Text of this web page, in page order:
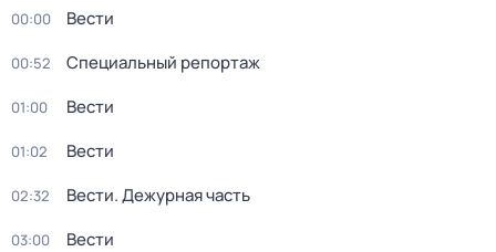
00:00 Вести
00:52 Специальный репортаж
01:00 Вести
01:02 Вести
02:32 Вести. Дежурная часть
03:00 Вести